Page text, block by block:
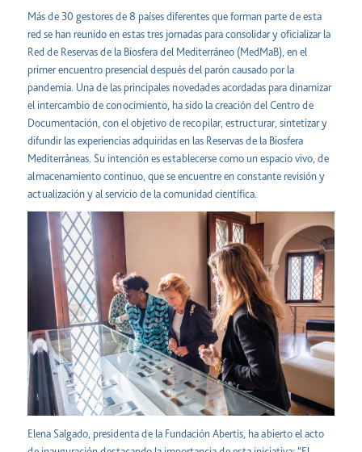
Más de 30 gestores de 8 países diferentes que forman parte de esta
red se han reunido en estas tres jornadas para consolidar y oficializar la
Red de Reservas de la Biosfera del Mediterráneo (MedMaB), en el
primer encuentro presencial después del parón causado por la
pandemia. Una de las principales novedades acordadas para dinamizar
el intercambio de conocimiento, ha sido la creación del Centro de
Documentación, con el objetivo de recopilar, estructurar, sintetizar y
difundir las experiencias adquiridas en las Reservas de la Biosfera
Mediterráneas. Su intención es establecerse como un espacio vivo, de
almacenamiento continuo, que se encuentre en constante revisión y
actualización y al servicio de la comunidad científica.
Elena Salgado, presidenta de la Fundación Abertis, ha abierto el acto